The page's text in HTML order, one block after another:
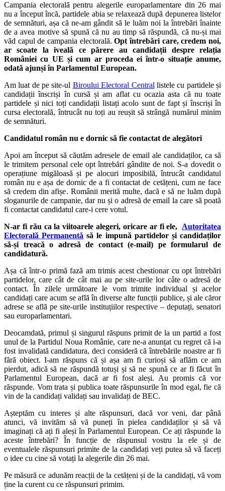
Campania electorală pentru alegerile europarlamentare din 26 mai
nu a început încă, partidele abia se relaxează după depunerea listelor
de semnături, așa că ne-am gândit să le luăm noi la întrebări înainte
de a avea motive să spună că nu au timp să răspundă, că nu-și mai
văd capul de campania electorală.Opt întrebări care, credem noi,
ar scoate la iveală ce părere au candidații despre relația
României cu UE și cum ar proceda ei într-o situație anume,
odată ajunși în Parlamentul European.
Am luat de pe site-ul Biroului Electoral Central listele cu partidele și
candidații înscriși în cursă și am aflat cu ocazia asta că nu toate
partidele și nici toți candidații listați acolo sunt de fapt și înscriși în
cursa electorală, întrucât nu toți au reușit să strângă numărul minim
de semnături.
Candidatul român nu e dornic să fie contactat de alegători
Apoi am început să căutăm adresele de email ale candidaților, ca să
le trimitem personal cele opt întrebări gândite de noi. S-a dovedit o
operațiune migăloasă și pe alocuri imposibilă, întrucât candidatul
român nu e așa de dornic de a fi contactat de cetățeni, cum ne face
să credem din afișe. Românii merită multe, dacă e să ne luăm după
sloganurile de campanie, dar nu și o adresă de email la care să poată
fi contactat candidatul care-i cere votul.
N-ar fi rău ca la viitoarele alegeri, oricare ar fi ele, Autoritatea
Electorală Permanentă să le impună partidelor și candidaților
să-și treacă o adresă de contact (e-mail) pe formularul de
candidatură.
Așa că într-o primă fază am trimis acest chestionar cu opt întrebări
partidelor, care cât de cât mai au pe site-urile lor câte o adresă de
contact. În zilele următoare le vom trimite individual și acelor
candidați care acum se află în diverse alte funcții publice, și ale căror
adrese se află pe site-urile instituțiilor respective – deputați, senatori
sau europarlamentari.
Deocamdată, primul și singurul răspuns primit de la un partid a fost
unul de la Partidul Noua Românie, care ne-a anunțat cu regret că i-a
fost invalidată candidatura, deci consideră că întrebările noastre ar fi
fără obiect. I-am răspuns că și așa am fi curioși să aflăm ce am
pierdut, adică să ne răspundă totuși și să ne spună ce ar fi făcut în
Parlamentul European, dacă ar fi fost aleși. Au promis că vor
răspunde. Vom trata și publica toate răspunsurile în mod egal, fie că
vin de la candidați validați sau invalidați de BEC.
Așteptăm cu interes și alte răspunsuri, dacă vor veni, dar până
atunci, vă invităm să vă puneți în pielea candidaților și să vă
imaginați că ați fi aleși în Parlamentul European. Ce ați răspunde la
aceste întrebări? În funcție de răspunsul vostru la ele și de
eventualele răspunsuri primite de la candidați veți putea să vă faceți
o idee cu cine să votați la alegerile din 26 mai.
Pe măsură ce adunăm reacții de la cetățeni și de la candidați, vă vom
ține la curent cu ce răspunsuri primim.